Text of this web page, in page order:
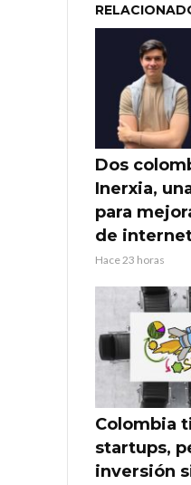
Dos
Inerxia,
para
de
Hace 23 horas
Colombia
startups,
inversión